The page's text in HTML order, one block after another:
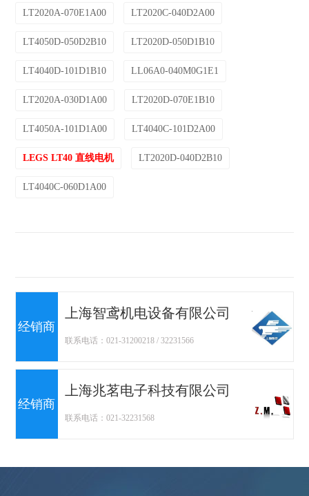
LT2020A-070E1A00 LT2020C-040D2A00
LT4050D-050D2B10 LT2020D-050D1B10
LT4040D-101D1B10 LL06A0-040M0G1E1
LT2020A-030D1A00 LT2020D-070E1B10
LT4050A-101D1A00 LT4040C-101D2A00
LEGS LT40 直线电机 LT2020D-040D2B10
LT4040C-060D1A00
经销商
上海智鸢机电设备有限公司
联系电话：021-31200218 / 32231566
经销商
上海兆茗电子科技有限公司
联系电话：021-32231568